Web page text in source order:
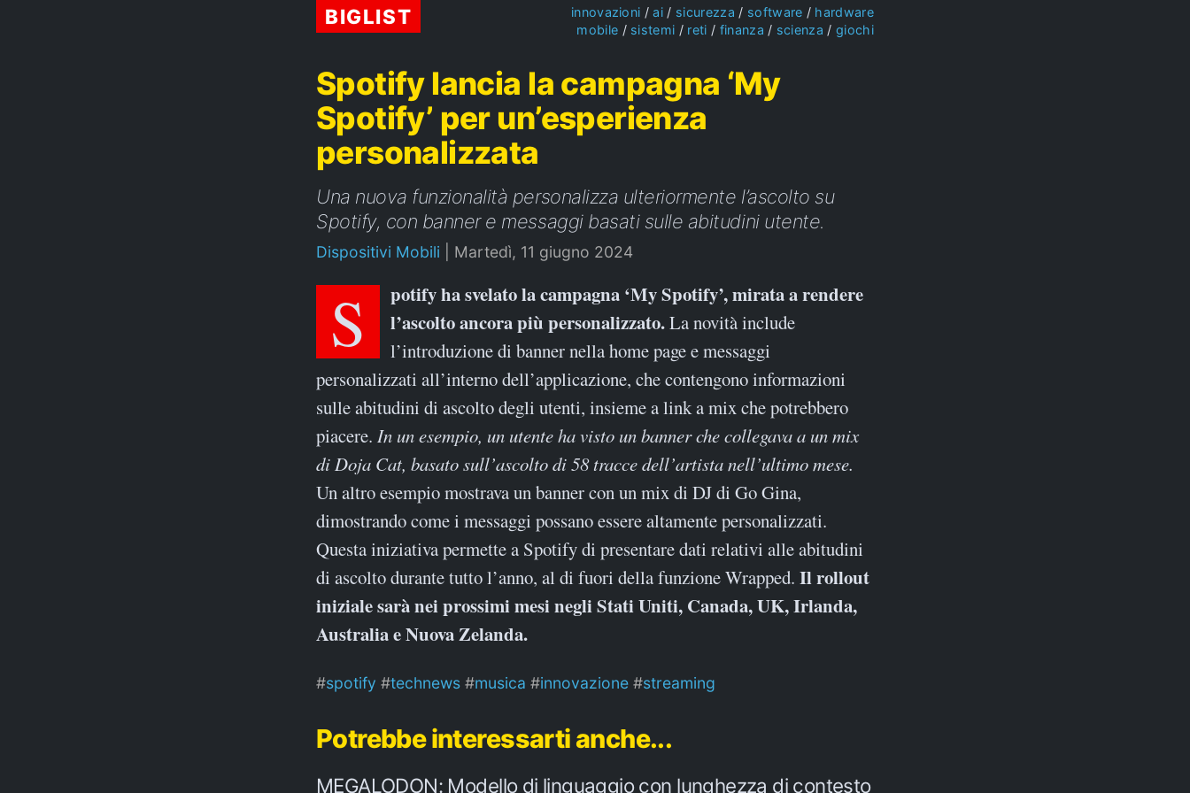
BIGLIST innovazioni ai sicurezza software
hardware
mobile
sistemi reti finanza scienza giochi
Spotify lancia la campagna ‘My
Spotify’ per un’esperienza
personalizzata
Una nuova funzionalità personalizza ulteriormente l’ascolto su
Spotify, con banner e messaggi basati sulle abitudini utente.
Dispositivi Mobili Martedì, 11 giugno 2024
Spotify ha svelato la campagna ‘My Spotify’, mirata a rendere l’ascolto ancora più personalizzato.La novità include
l’introduzione di banner nella home page e messaggi
personalizzati all’interno dell’applicazione, che contengono informazioni
sulle abitudini di ascolto degli utenti, insieme a link a mix che potrebbero
piacere. In un esempio, un utente ha visto un banner che collegava a un mix
di Doja Cat, basato sull’ascolto di 58 tracce dell’artista nell’ultimo mese.
Un altro esempio mostrava un banner con un mix di DJ di Go Gina,
dimostrando come i messaggi possano essere altamente personalizzati.
Questa iniziativa permette a Spotify di presentare dati relativi alle abitudini
di ascolto durante tutto l’anno, al di fuori della funzione Wrapped. Il rollout
iniziale sarà nei prossimi mesi negli Stati Uniti, Canada, UK, Irlanda,
Australia e Nuova Zelanda.
spotify technews musica innovazione streaming
Potrebbe interessarti anche...
MEGALODON: Modello di linguaggio con lunghezza di contesto